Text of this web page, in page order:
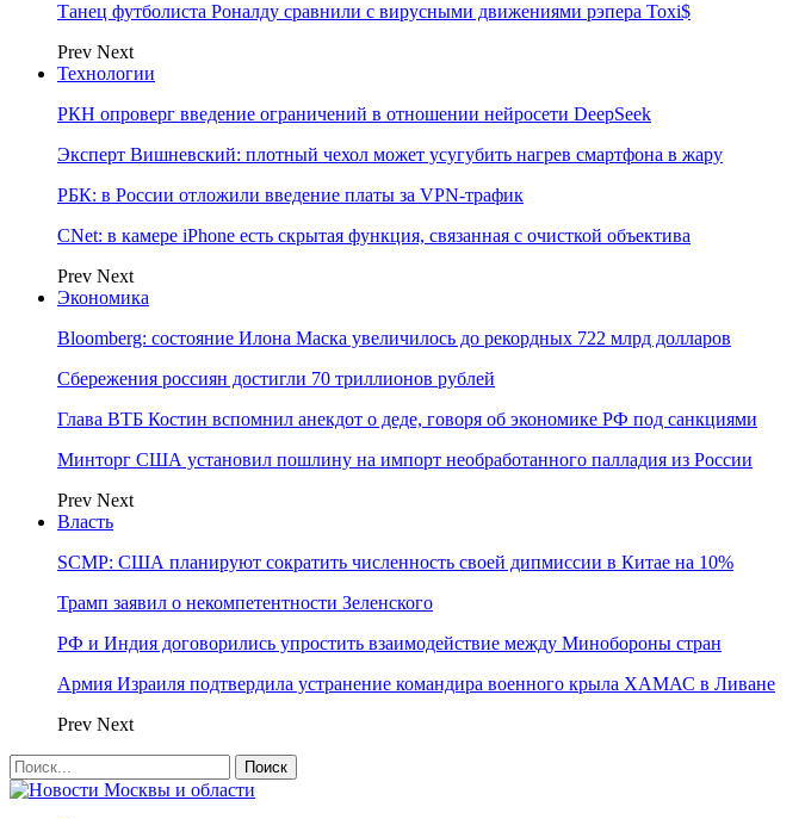
Танец футболиста Роналду сравнили с вирусными движениями рэпера Toxi$
Prev Next
Технологии
РКН опроверг введение ограничений в отношении нейросети DeepSeek
Эксперт Вишневский: плотный чехол может усугубить нагрев смартфона в жару
РБК: в России отложили введение платы за VPN-трафик
CNet: в камере iPhone есть скрытая функция, связанная с очисткой объектива
Prev Next
Экономика
Bloomberg: состояние Илона Маска увеличилось до рекордных 722 млрд долларов
Сбережения россиян достигли 70 триллионов рублей
Глава ВТБ Костин вспомнил анекдот о деде, говоря об экономике РФ под санкциями
Минторг США установил пошлину на импорт необработанного палладия из России
Prev Next
Власть
SCMP: США планируют сократить численность своей дипмиссии в Китае на 10%
Трамп заявил о некомпетентности Зеленского
РФ и Индия договорились упростить взаимодействие между Минобороны стран
Армия Израиля подтвердила устранение командира военного крыла ХАМАС в Ливане
Prev Next